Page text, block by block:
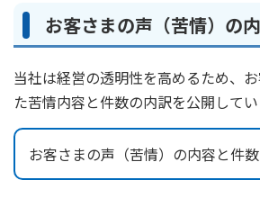
お客さまの声（苦情）の
当社は経営の透明性を高めるため、
た苦情内容と件数の内訳を公開してい
お客さまの声（苦情）の内容と件数